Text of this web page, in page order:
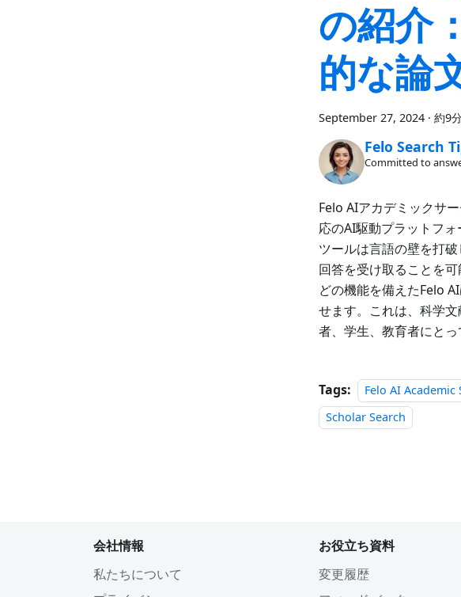
の紹介
的な論
September 27, 2024 · 約9
Felo Search
Committed to
Felo AIアカデミックサ
応のAI駆動プラットフ
ツールは言語の壁を打
回答を受け取ることを
どの機能を備えたFelo
せます。これは、科学
者、学生、教育者にとっ
Tags: Felo AI Academic
Scholar Search
会社情報
私たちについて
お役立ち資料
変更履歴